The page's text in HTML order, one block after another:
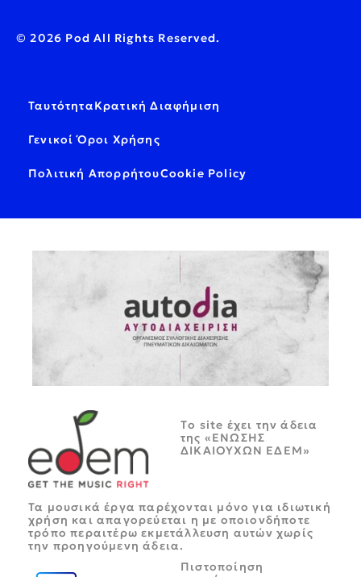
© 2026 Pod All Rights Reserved.
ΤαυτότηταΚρατική Διαφήμιση
Γενικοί Όροι Χρήσης
Πολιτική ΑπορρήτουCookie Policy
Tο site έχει την άδεια
της «ΕΝΩΣΗΣ
ΔΙΚΑΙΟΥΧΩΝ ΕΔΕΜ»
Τα μουσικά έργα παρέχονται μόνο για ιδιωτική
χρήση και απαγορεύεται η με οποιονδήποτε
τρόπο περαιτέρω εκμετάλλευση αυτών χωρίς
την προηγούμενη άδεια.
Πιστοποίηση